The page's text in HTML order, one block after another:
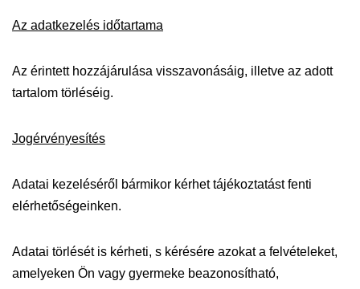
Az adatkezelés időtartama
Az érintett hozzájárulása visszavonásáig, illetve az adott
tartalom törléséig.
Jogérvényesítés
Adatai kezeléséről bármikor kérhet tájékoztatást fenti
elérhetőségeinken.
Adatai törlését is kérheti, s kérésére azokat a felvételeket,
amelyeken Ön vagy gyermeke beazonosítható,